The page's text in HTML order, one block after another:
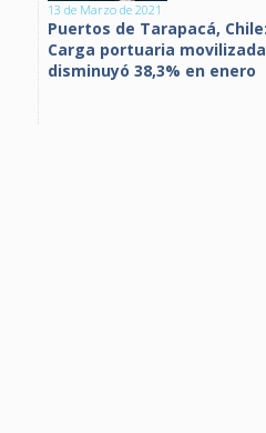
13 de Marzo de 2021
Puertos de Tarapacá, Chile:
Carga portuaria movilizada
disminuyó 38,3% en enero